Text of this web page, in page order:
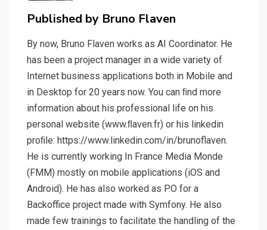
Published by Bruno Flaven
By now, Bruno Flaven works as AI Coordinator. He
has been a project manager in a wide variety of
Internet business applications both in Mobile and
in Desktop for 20 years now. You can ﬁnd more
information about his professional life on his
personal website (www.ﬂaven.fr) or his linkedin
proﬁle: https://www.linkedin.com/in/brunoflaven.
He is currently working In France Media Monde
(FMM) mostly on mobile applications (iOS and
Android). He has also worked as P.O for a
Backoffice project made with Symfony. He also
made few trainings to facilitate the handling of the